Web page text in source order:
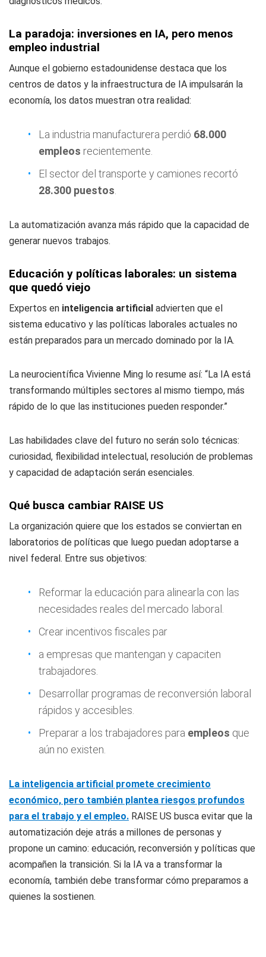
La paradoja: inversiones en IA, pero menos
empleo industrial
Aunque el gobierno estadounidense destaca que los
centros de datos y la infraestructura de IA impulsarán la
economía, los datos muestran otra realidad:
La industria manufacturera perdió 68.000
empleos recientemente.
El sector del transporte y camiones recortó
28.300 puestos
La automatización avanza más rápido que la capacidad de
generar nuevos trabajos.
Educación y políticas laborales: un sistema
que quedó viejo
Expertos en inteligencia artificial advierten que el
sistema educativo y las políticas laborales actuales no
están preparados para un mercado dominado por la IA.
La neurocientífica Vivienne Ming lo resume así: “La IA está
transformando múltiples sectores al mismo tiempo, más
rápido de lo que las instituciones pueden responder.”
Las habilidades clave del futuro no serán solo técnicas:
curiosidad, flexibilidad intelectual, resolución de problemas
y capacidad de adaptación serán esenciales.
Qué busca cambiar RAISE US
La organización quiere que los estados se conviertan en
laboratorios de políticas que luego puedan adoptarse a
nivel federal. Entre sus objetivos:
Reformar la educación para alinearla con las
necesidades reales del mercado laboral.
Crear incentivos fiscales par
a empresas que mantengan y capaciten
trabajadores.
Desarrollar programas de reconversión laboral
rápidos y accesibles.
Preparar a los trabajadores para empleos que
aún no existen.
La inteligencia artificial promete crecimiento
económico, pero también plantea riesgos profundos
para el trabajo y el empleo. RAISE US busca evitar que la
automatización deje atrás a millones de personas y
propone un camino: educación, reconversión y políticas que
acompañen la transición. Si la IA va a transformar la
economía, también debe transformar cómo preparamos a
quienes la sostienen.